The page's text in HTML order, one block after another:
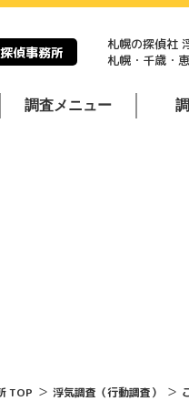
偵事務所
札幌の探偵社
札幌・千歳・
調査メニュー
TOP ＞ 浮気調査（行動調査） ＞